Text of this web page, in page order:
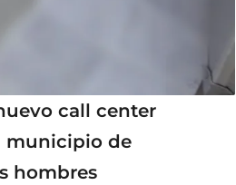
call center
municipio de
hombres